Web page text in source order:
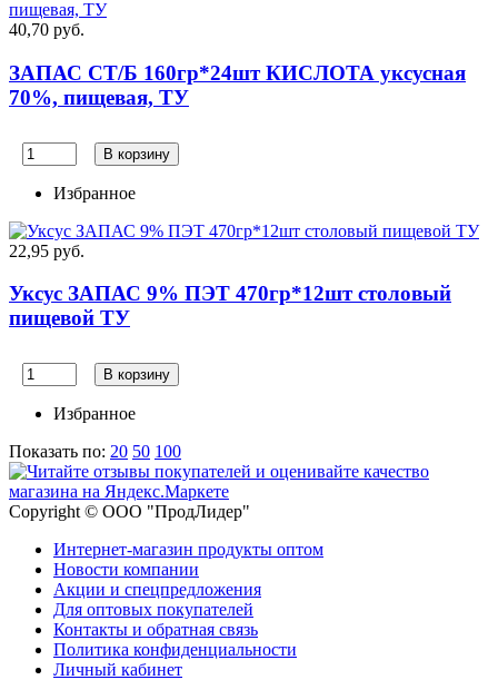
40,70 руб.
ЗАПАС СТ/Б 160гр*24шт КИСЛОТА уксусная
70%, пищевая, ТУ
В корзину
Избранное
22,95 руб.
Уксус ЗАПАС 9% ПЭТ 470гр*12шт столовый
пищевой ТУ
В корзину
Избранное
Показать по: 20 50 100
Copyright © ООО "ПродЛидер"
Интернет-магазин продукты оптом
Новости компании
Акции и спецпредложения
Для оптовых покупателей
Контакты и обратная связь
Политика конфиденциальности
Личный кабинет